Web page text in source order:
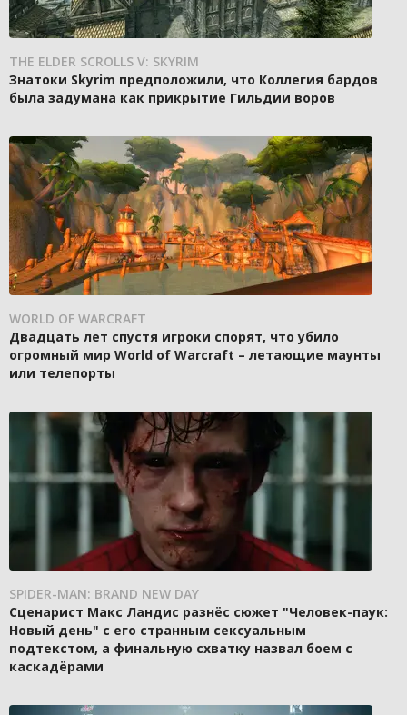
THE ELDER SCROLLS V: SKYRIM
Знатоки Skyrim предположили, что Коллегия бардов
была задумана как прикрытие Гильдии воров
WORLD OF WARCRAFT
Двадцать лет спустя игроки спорят, что убило
огромный мир World of Warcraft – летающие маунты
или телепорты
SPIDER-MAN: BRAND NEW DAY
Сценарист Макс Ландис разнёс сюжет "Человек-паук:
Новый день" с его странным сексуальным
подтекстом, а финальную схватку назвал боем с
каскадёрами